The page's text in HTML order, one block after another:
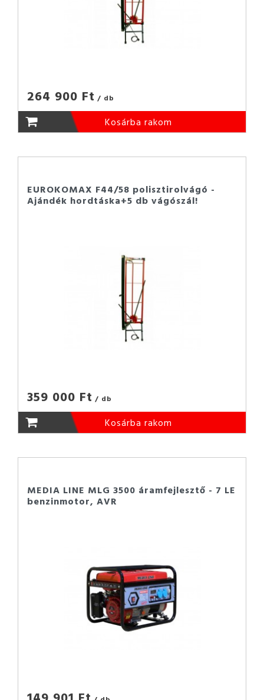
264 900 Ft / db
Kosárba rakom
EUROKOMAX F44/58 polisztirolvágó -
Ajándék hordtáska+5 db vágószál!
359 000 Ft / db
Kosárba rakom
MEDIA LINE MLG 3500 áramfejlesztő - 7 LE
benzinmotor, AVR